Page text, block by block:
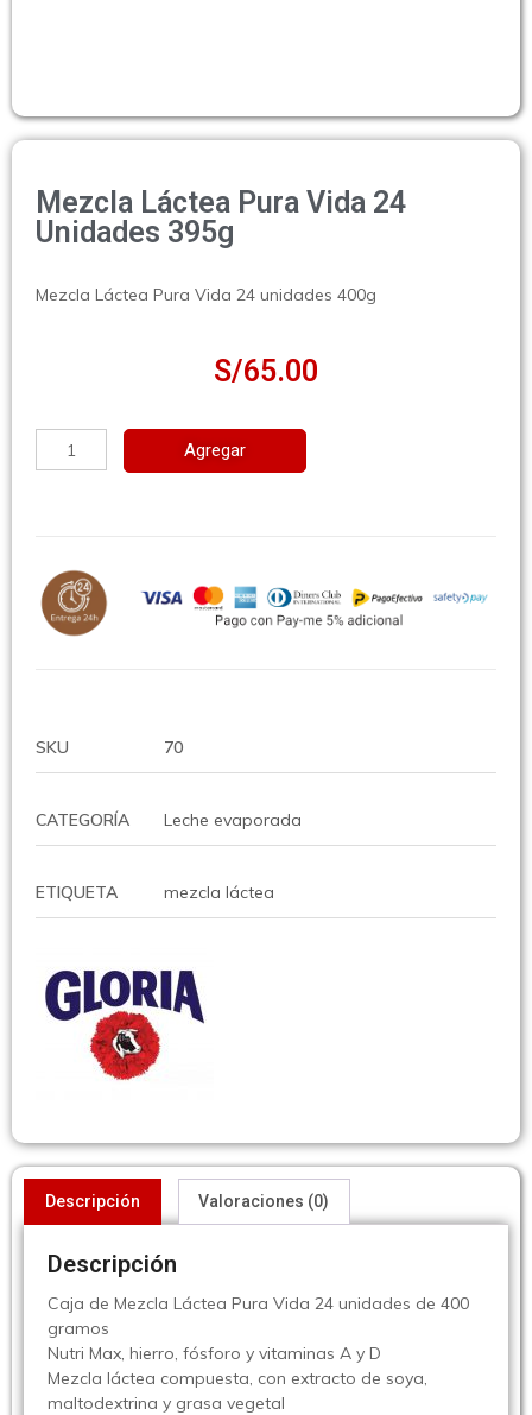
Mezcla Láctea Pura Vida 24
Unidades 395g
Mezcla Láctea Pura Vida 24 unidades 400g
S/65.00
Agregar
SKU 70
CATEGORÍA Leche evaporada
ETIQUETA mezcla láctea
Descripción Valoraciones (0)
Descripción
Caja de Mezcla Láctea Pura Vida 24 unidades de 400
gramos
Nutri Max, hierro, fósforo y vitaminas A y D
Mezcla láctea compuesta, con extracto de soya,
maltodextrina y grasa vegetal